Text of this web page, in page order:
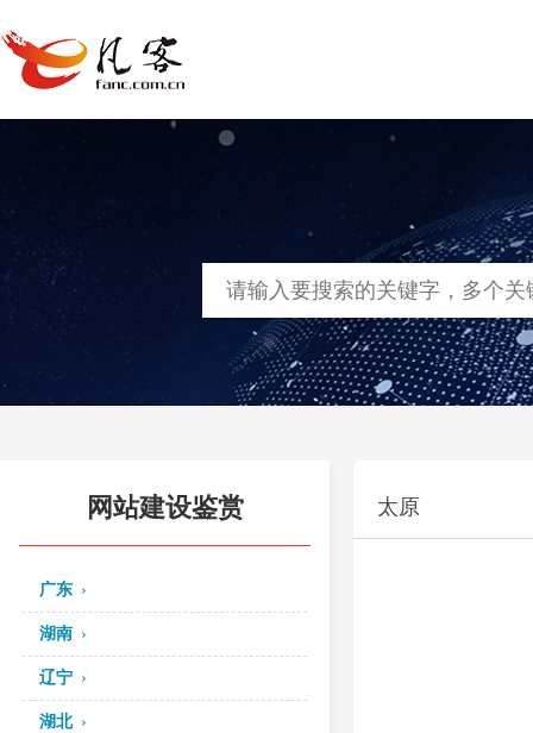
网站建设 软件定制
网站建设鉴赏
广东
湖南
辽宁
湖北
太原